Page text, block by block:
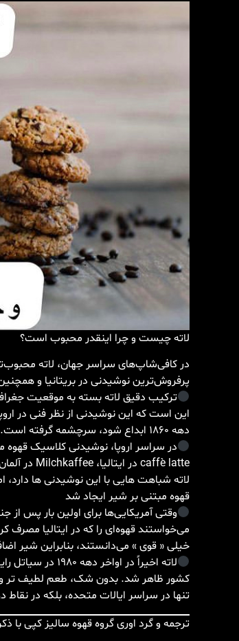
لاته چیست و چرا اینقدر محبوب است؟
پرفروش‌ترین نوشیدنی در بریتانیا و
ترکیب دقیق لاته بسته به موقعیت
این است که این نوشیدنی از نظر فنی در
دهه 1860 ابداع شود، سرچشمه گرفته است.
در سراسر اروپا، نوشیدنی کلاسیک
قهوه مبتنی بر شیر ایجاد شد
وقتی آمریکایی‌ها برای اولین بار پس از
می‌خواستند قهوه‌ای را که در ایتالیا مصرف
خیلی « قوی » می‌دانستند، بنابراین شیر
کشور ظاهر شد. بدون شک، طعم لطیف تر
تنها در سراسر ایالات متحده، بلکه در
ترجمه و گرد اوری گروه قهوه سالیز کپی با